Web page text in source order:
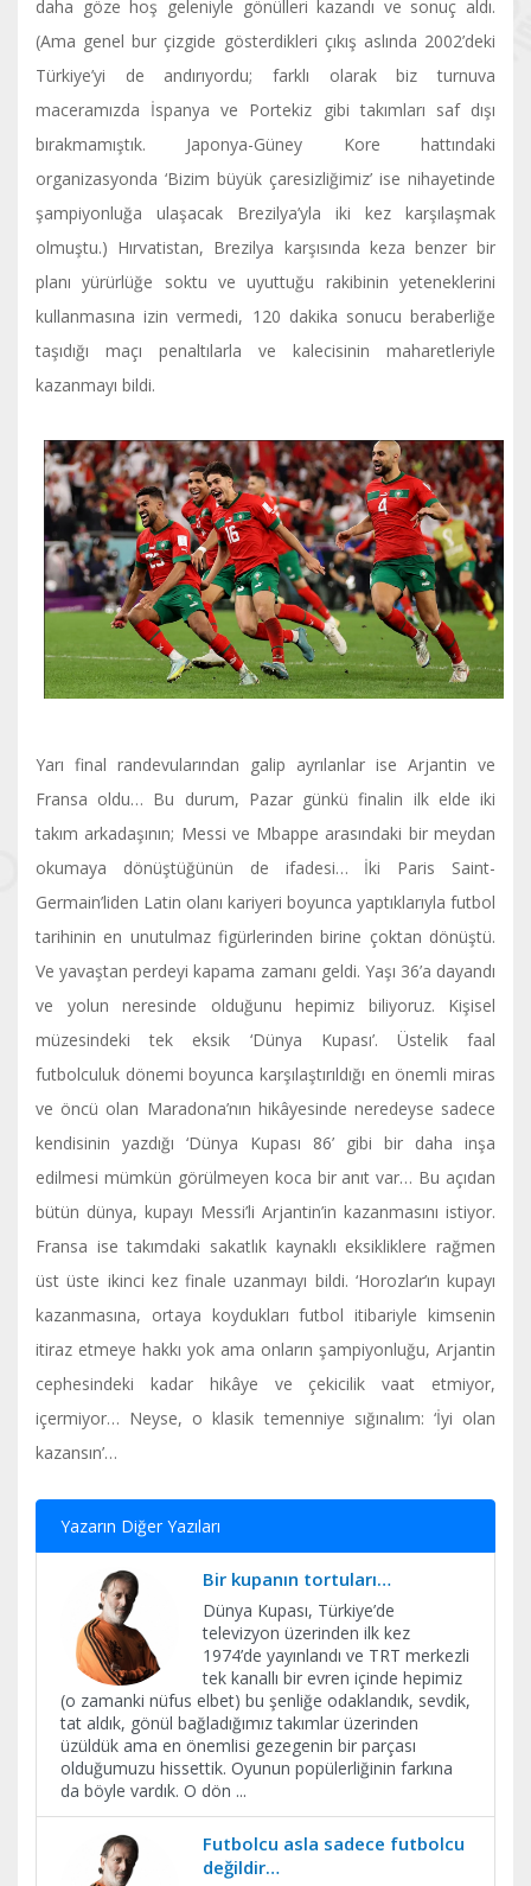
daha göze hoş geleniyle gönülleri kazandı ve sonuç aldı.
(Ama genel bur çizgide gösterdikleri çıkış aslında 2002’deki
Türkiye’yi de andırıyordu; farklı olarak biz turnuva
maceramızda İspanya ve Portekiz gibi takımları saf dışı
bırakmamıştık. Japonya-Güney Kore hattındaki
organizasyonda ‘Bizim büyük çaresizliğimiz’ ise nihayetinde
şampiyonluğa ulaşacak Brezilya’yla iki kez karşılaşmak
olmuştu.) Hırvatistan, Brezilya karşısında keza benzer bir
planı yürürlüğe soktu ve uyuttuğu rakibinin yeteneklerini
kullanmasına izin vermedi, 120 dakika sonucu beraberliğe
taşıdığı maçı penaltılarla ve kalecisinin maharetleriyle
kazanmayı bildi.
Yarı final randevularından galip ayrılanlar ise Arjantin ve
Fransa oldu… Bu durum, Pazar günkü finalin ilk elde iki
takım arkadaşının; Messi ve Mbappe arasındaki bir meydan
okumaya dönüştüğünün de ifadesi… İki Paris Saint-
Germain’liden Latin olanı kariyeri boyunca yaptıklarıyla futbol
tarihinin en unutulmaz figürlerinden birine çoktan dönüştü.
Ve yavaştan perdeyi kapama zamanı geldi. Yaşı 36’a dayandı
ve yolun neresinde olduğunu hepimiz biliyoruz. Kişisel
müzesindeki tek eksik ‘Dünya Kupası’. Üstelik faal
futbolculuk dönemi boyunca karşılaştırıldığı en önemli miras
ve öncü olan Maradona’nın hikâyesinde neredeyse sadece
kendisinin yazdığı ‘Dünya Kupası 86’ gibi bir daha inşa
edilmesi mümkün görülmeyen koca bir anıt var… Bu açıdan
bütün dünya, kupayı Messi’li Arjantin’in kazanmasını istiyor.
Fransa ise takımdaki sakatlık kaynaklı eksikliklere rağmen
üst üste ikinci kez finale uzanmayı bildi. ‘Horozlar’ın kupayı
kazanmasına, ortaya koydukları futbol itibariyle kimsenin
itiraz etmeye hakkı yok ama onların şampiyonluğu, Arjantin
cephesindeki kadar hikâye ve çekicilik vaat etmiyor,
içermiyor… Neyse, o klasik temenniye sığınalım: ‘İyi olan
kazansın’…
Yazarın Diğer Yazıları
Bir kupanın tortuları…
Dünya Kupası, Türkiye’de
televizyon üzerinden ilk kez
1974’de yayınlandı ve TRT merkezli
tek kanallı bir evren içinde hepimiz
(o zamanki nüfus elbet) bu şenliğe odaklandık, sevdik,
tat aldık, gönül bağladığımız takımlar üzerinden
üzüldük ama en önemlisi gezegenin bir parçası
olduğumuzu hissettik. Oyunun popülerliğinin farkına
da böyle vardık. O dön ...
Futbolcu asla sadece futbolcu
değildir…